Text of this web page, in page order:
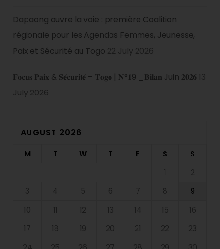
Dapaong ouvre la voie : première Coalition
régionale pour les Agendas Femmes, Jeunesse,
Paix et Sécurité au Togo 22 July 2026
𝐅𝐨𝐜𝐮𝐬 𝐏𝐚𝐢𝐱 & 𝐒𝐞́𝐜𝐮𝐫𝐢𝐭𝐞́ – 𝐓𝐨𝐠𝐨 | 𝐍°𝟏9 _𝐁𝐢𝐥𝐚𝐧 Juin 𝟐𝟎𝟐𝟔 13
July 2026
AUGUST 2026
M
T W T F S
S
1
2
3
4 5 6 7 8
9
10
11 12 13 14 15
16
17
18 19 20 21 22
23